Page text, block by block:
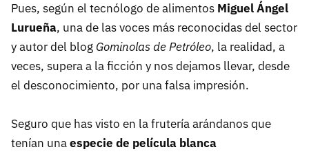
Pues, según el tecnólogo de alimentos Miguel Ángel
Lurueña, una de las voces más reconocidas del sector
y autor del blog Gominolas de Petróleo, la realidad, a
veces, supera a la ficción y nos dejamos llevar, desde
el desconocimiento, por una falsa impresión.
Seguro que has visto en la frutería arándanos que
tenían unaespecie de película blanca